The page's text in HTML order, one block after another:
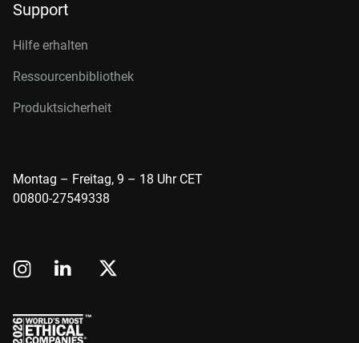
Support
Hilfe erhalten
Ressourcenbibliothek
Produktsicherheit
Montag – Freitag, 9 – 18 Uhr CET
00800-27549338